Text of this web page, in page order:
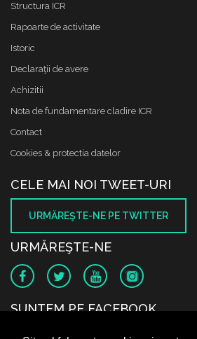
Structura ICR
Rapoarte de activitate
Istoric
Declaraţii de avere
Achizitii
Nota de fundamentare cladire ICR
Contact
Cookies & protectia datelor
CELE MAI NOI TWEET-URI
URMĂREŞTE-NE PE TWITTER
URMĂREŞTE-NE
SUNTEM PE FACEBOOK